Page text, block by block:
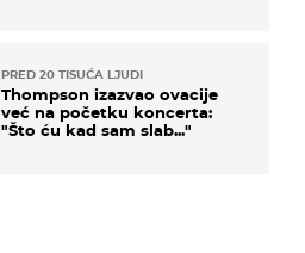
PRED 20 TISUĆA LJUDI
Thompson izazvao ovacije
već na početku koncerta:
"Što ću kad sam slab..."